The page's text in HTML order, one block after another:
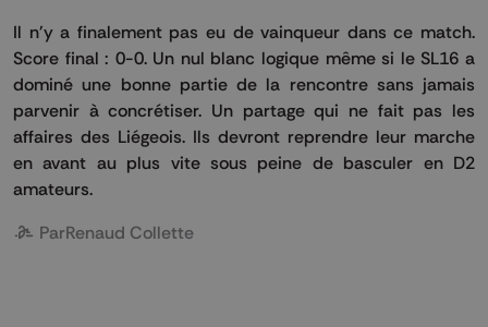
Il n'y a finalement pas eu de vainqueur dans ce match.
Score final : 0-0. Un nul blanc logique même si le SL16 a
dominé une bonne partie de la rencontre sans jamais
parvenir à concrétiser. Un partage qui ne fait pas les
affaires des Liégeois. Ils devront reprendre leur marche
en avant au plus vite sous peine de basculer en D2
amateurs.
ParRenaud Collette